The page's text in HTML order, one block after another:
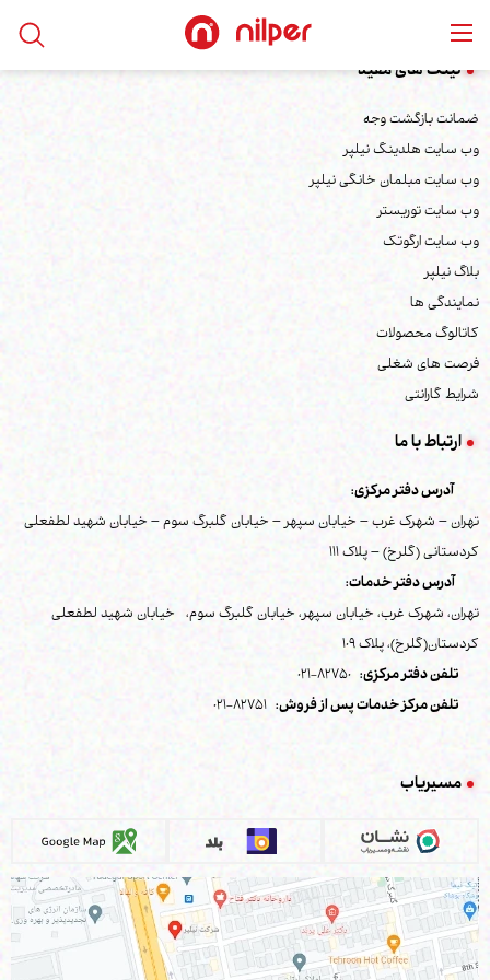
لینک های مفید
ضمانت بازگشت وجه
وب سایت هلدینگ نیلپر
وب سایت مبلمان خانگی نیلپر
وب سایت توریستر
وب سایت ارگوتک
بلاگ نیلپر
نمایندگی ها
کاتالوگ محصولات
فرصت های شغلی
شرایط گارانتی
ارتباط با ما
آدرس دفتر مرکزی:
تهران – شهرک غرب – خیابان سپهر – خیابان گلبرگ سوم – خیابان شهید لطفعلی
کردستانی (گلرخ) – پلاک 111
آدرس دفتر خدمات:
تهران، شهرک غرب، خیابان سپهر، خیابان گلبرگ سوم، خیابان شهید لطفعلی
کردستان(گلرخ)، پلاک 109
تلفن دفتر مرکزی: 82750-021
تلفن مرکز خدمات پس از فروش: 82751-021
مسیریاب